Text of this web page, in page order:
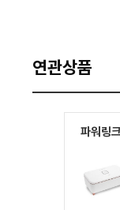
연관상품
파워링